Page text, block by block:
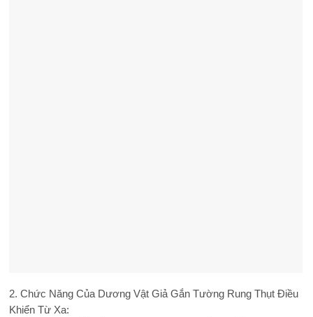
2. Chức Năng Của Dương Vật Giả Gắn Tường Rung Thụt Điều
Khiển Từ Xa: